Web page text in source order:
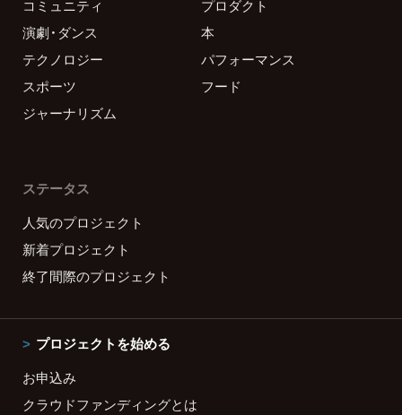
コミュニティ
プロダクト
演劇・ダンス
本
テクノロジー
パフォーマンス
スポーツ
フード
ジャーナリズム
ステータス
人気のプロジェクト
新着プロジェクト
終了間際のプロジェクト
プロジェクトを始める
お申込み
クラウドファンディングとは